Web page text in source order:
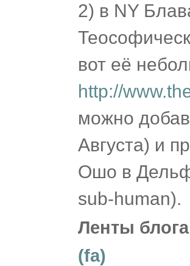
2) в NY
вот её
http://
можно
Августа) и
Ошо в
sub-human).
Ленты
(fa)